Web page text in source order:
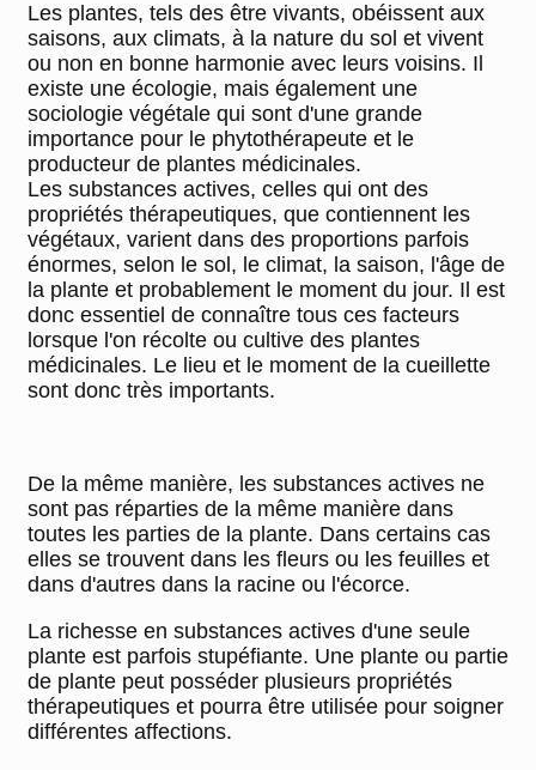
Les plantes, tels des être vivants, obéissent aux
saisons, aux climats, à la nature du sol et vivent
ou non en bonne harmonie avec leurs voisins. Il
existe une écologie, mais également une
sociologie végétale qui sont d'une grande
importance pour le phytothérapeute et le
producteur de plantes médicinales.
Les substances actives, celles qui ont des
propriétés thérapeutiques, que contiennent les
végétaux, varient dans des proportions parfois
énormes, selon le sol, le climat, la saison, l'âge de
la plante et probablement le moment du jour. Il est
donc essentiel de connaître tous ces facteurs
lorsque l'on récolte ou cultive des plantes
médicinales. Le lieu et le moment de la cueillette
sont donc très importants.
De la même manière, les substances actives ne
sont pas réparties de la même manière dans
toutes les parties de la plante. Dans certains cas
elles se trouvent dans les fleurs ou les feuilles et
dans d'autres dans la racine ou l'écorce.
La richesse en substances actives d'une seule
plante est parfois stupéfiante. Une plante ou partie
de plante peut posséder plusieurs propriétés
thérapeutiques et pourra être utilisée pour soigner
différentes affections.